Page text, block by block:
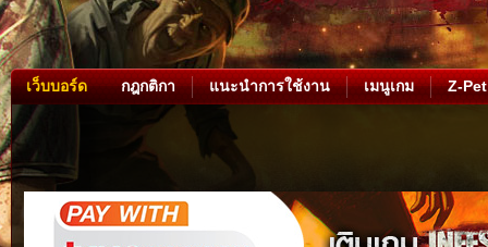
เว็บบอร์ด กฎกติกา แนะนำการใช้งาน เมนูเกม Z-Pet